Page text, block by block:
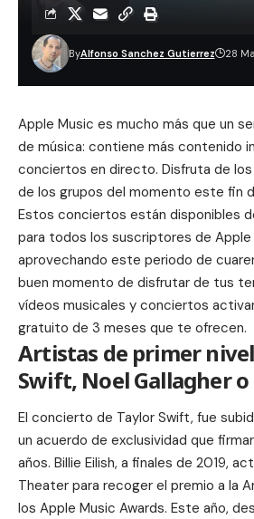
ByAlfonso Sanchez Gutierrez 28
Apple Music es mucho más que un
de música: contiene más contenido
conciertos en directo. Disfruta de
de los grupos del momento este fin
Estos conciertos están disponibles
para todos los suscriptores de Apple
aprovechando este periodo de
buen momento de disfrutar de tus
vídeos musicales y conciertos
gratuito de 3 meses que te ofrecen.
Artistas de primer
Swift, Noel Gallagher o
El concierto de Taylor Swift, fue
un acuerdo de exclusividad que
años. Billie Eilish, a finales de 2019,
Theater para recoger el premio a la
los Apple Music Awards. Este año,